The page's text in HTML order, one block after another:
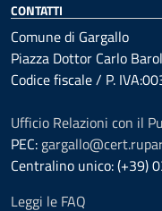
CONTATTI
Comune di Gargallo
Piazza Dottor Carlo
Codice fiscale / P.
Ufficio Relazioni con il
PEC:
Centralino unico: (+39)
Leggi le FAQ